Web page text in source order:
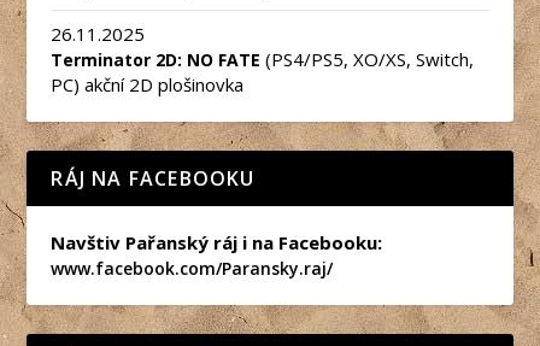
26.11.2025
Terminator 2D: NO FATE (PS4/PS5, XO/XS, Switch,
PC) akční 2D plošinovka
RÁJ NA FACEBOOKU
Navštiv Pařanský ráj i na Facebooku:
www.facebook.com/Paransky.raj/